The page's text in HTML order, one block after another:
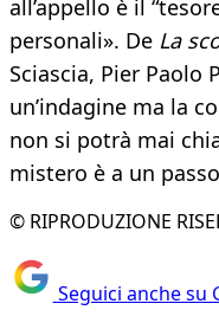
all’appello è il
personali». De La
Sciascia, Pier Paolo
un’indagine ma la
non si potrà mai
mistero è a un
© RIPRODUZIONE
Seguici anche su